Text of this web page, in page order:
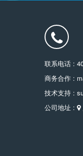
联系电话 :
商务合作 :
技术支持 :
公司地址 :